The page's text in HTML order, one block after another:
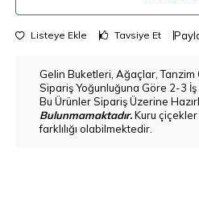
Listeye Ekle Tavsiye Et
Gelin Buketleri, Ağaçlar,
Sipariş Yoğunluğuna Göre 2-3 İş
Bu Ürünler Sipariş Üzerine
Bulunmamaktadır.Kuru çiçekler
farklılığı olabilmektedir.